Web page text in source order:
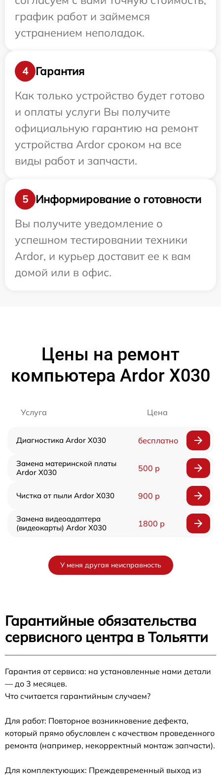
график работ и займемся
устранением неполадок.
4
Гарантия
Как только устройство будет готово
и оплаты услуги Вы получите
официальную гарантию на ремонт
устройства Ardor сроком на все
виды работ и запчасти.
5
Информирование о готовности
Вы получите уведомление о
успешном тестировании техники
Ardor, и курьер доставит ее к вам
домой или в офис.
Цены на ремонт
компьютера Ardor X030
Услуга Цена
Диагностика Ardor X030 бесплатно
Замена материнской платы
Ardor X030
500 р
Чистка от пыли Ardor X030 900 р
Замена видеоадаптера
(видеокарты) Ardor X030
1800 р
У меня другая неисправность
Гарантийные обязательства
сервисного центра в Тольятти
Гарантия от сервиса: на установленные нами детали
— до 3 месяцев.
Что считается гарантийным случаем?
Для работ: Повторное возникновение дефекта,
который прямо обусловлен с качеством проведенного
ремонта (например, некорректный монтаж запчасти).
Для комплектующих: Преждевременный выход из